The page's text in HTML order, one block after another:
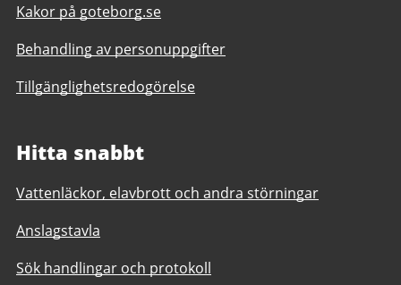
Kakor på goteborg.se
Behandling av personuppgifter
Tillgänglighetsredogörelse
Hitta snabbt
Vattenläckor, elavbrott och andra störningar
Anslagstavla
Sök handlingar och protokoll